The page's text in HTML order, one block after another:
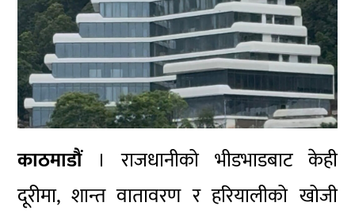
काठमाडौं। राजधानीको भीडभाडबाट केही
दूरीमा, शान्त वातावरण र हरियालीको खोजी